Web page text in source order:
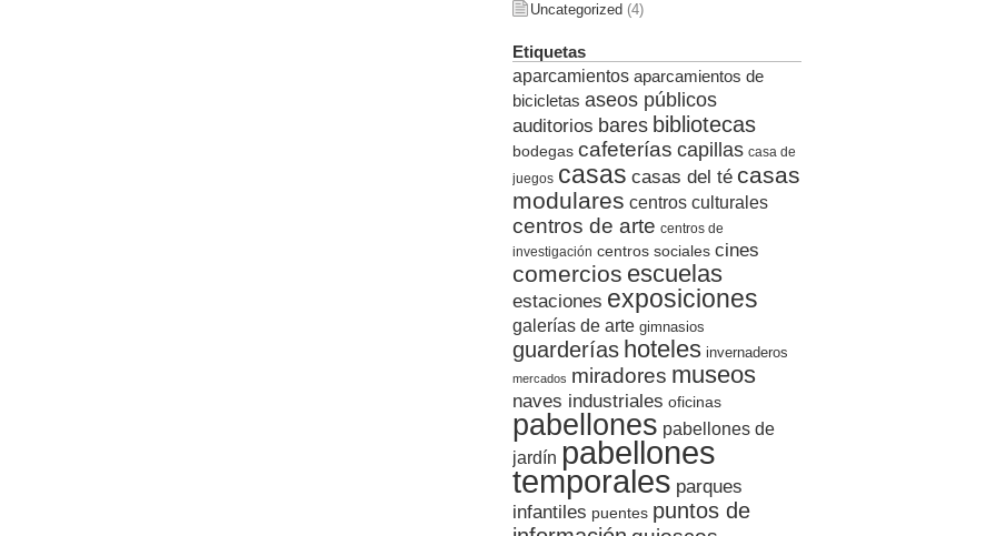
Uncategorized (4)
Etiquetas
aparcamientos aparcamientos de
bicicletas aseos públicos
auditorios bares bibliotecas
bodegas cafeterías capillas casa de
juegos casas casas del té casas
modulares centros culturales
centros de arte centros de
investigación centros sociales cines
comercios escuelas
estaciones exposiciones
galerías de arte gimnasios
guarderías hoteles invernaderos
mercados miradores museos
naves industriales oficinas
pabellones pabellones de
jardín pabellones
temporales parques
infantiles puentes puntos de